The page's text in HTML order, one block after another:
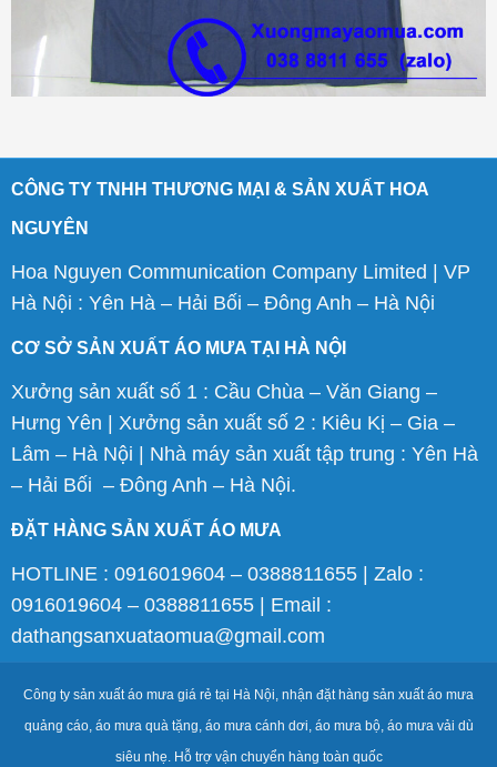
CÔNG TY TNHH THƯƠNG MẠI & SẢN XUẤT HOA
NGUYÊN
Hoa Nguyen Communication Company Limited | VP
Hà Nội : Yên Hà – Hải Bối – Đông Anh – Hà Nội
CƠ SỞ SẢN XUẤT ÁO MƯA TẠI HÀ NỘI
Xưởng sản xuất số 1 : Cầu Chùa – Văn Giang –
Hưng Yên | Xưởng sản xuất số 2 : Kiêu Kị – Gia –
Lâm – Hà Nội | Nhà máy sản xuất tập trung : Yên Hà
– Hải Bối – Đông Anh – Hà Nội.
ĐẶT HÀNG SẢN XUẤT ÁO MƯA
HOTLINE : 0916019604 – 0388811655 | Zalo :
0916019604 – 0388811655 | Email :
dathangsanxuataomua@gmail.com
Công ty sản xuất áo mưa giá rẻ tại Hà Nội, nhận đặt hàng sản xuất áo mưa
quảng cáo, áo mưa quà tặng, áo mưa cánh dơi, áo mưa bộ, áo mưa vải dù
siêu nhẹ. Hỗ trợ vận chuyển hàng toàn quốc